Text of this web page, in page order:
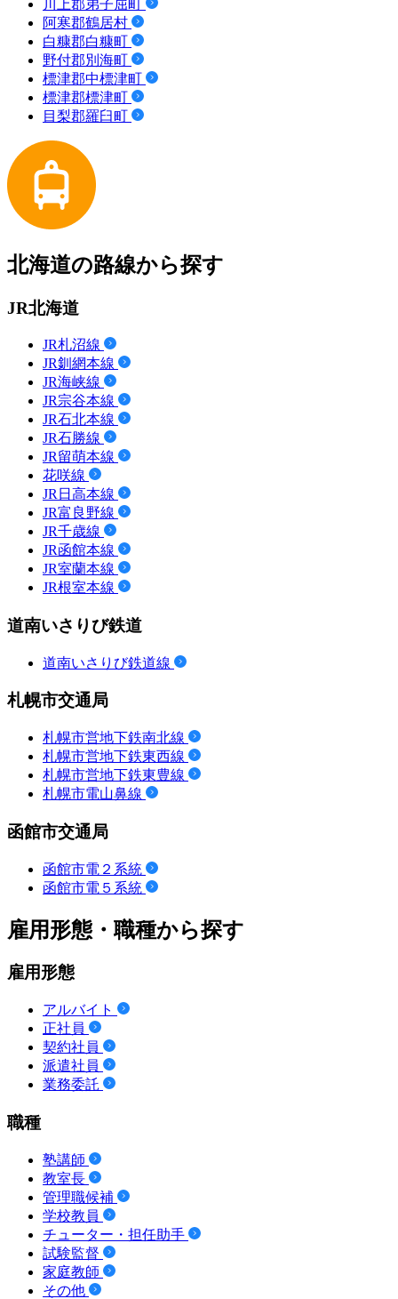
川上郡弟子屈町
阿寒郡鶴居村
白糠郡白糠町
野付郡別海町
標津郡中標津町
標津郡標津町
目梨郡羅臼町
北海道の路線から探す
JR北海道
JR札沼線
JR釧網本線
JR海峡線
JR宗谷本線
JR石北本線
JR石勝線
JR留萌本線
花咲線
JR日高本線
JR富良野線
JR千歳線
JR函館本線
JR室蘭本線
JR根室本線
道南いさりび鉄道
道南いさりび鉄道線
札幌市交通局
札幌市営地下鉄南北線
札幌市営地下鉄東西線
札幌市営地下鉄東豊線
札幌市電山鼻線
函館市交通局
函館市電２系統
函館市電５系統
雇用形態・職種から探す
雇用形態
アルバイト
正社員
契約社員
派遣社員
業務委託
職種
塾講師
教室長
管理職候補
学校教員
チューター・担任助手
試験監督
家庭教師
その他